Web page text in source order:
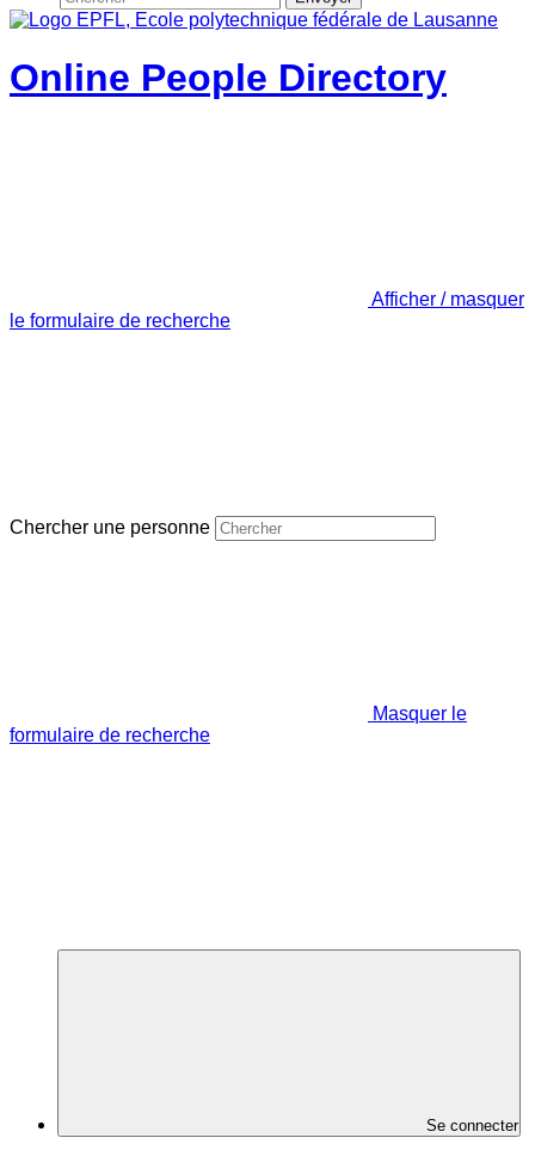
Online People Directory
Afficher / masquer
le formulaire de recherche
Chercher une personne
Masquer le
formulaire de recherche
Se connecter